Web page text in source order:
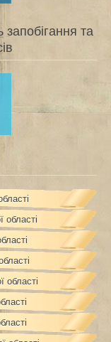
запобігання та
області
області